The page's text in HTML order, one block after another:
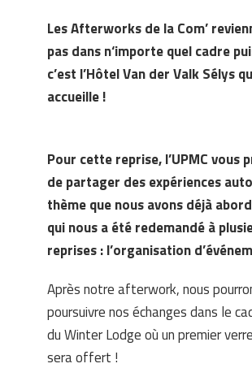
Les Afterworks de la Com’
pas dans n‘importe quel cadre
c’est l’Hôtel Van der Valk Sélys
accueille !
Pour cette reprise, l’UPMC vous
de partager des expériences
thème que nous avons déjà
qui nous a été redemandé à
reprises : l’organisation
Après notre afterwork, nous
poursuivre nos échanges dans le
du Winter Lodge où un premier
sera offert !